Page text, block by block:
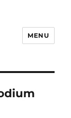
Pasti
MENU